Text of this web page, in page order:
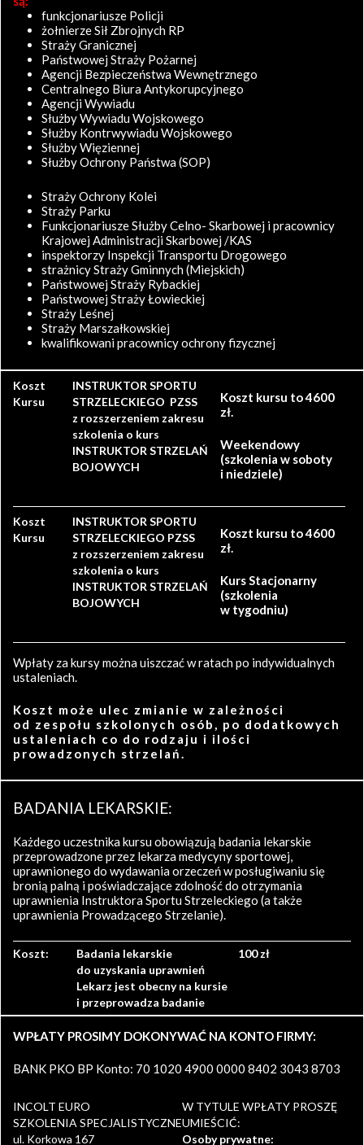
funkcjonariusze Policji
żołnierze Sił Zbrojnych RP
Straży Granicznej
Państwowej Straży Pożarnej
Agencji Bezpieczeństwa Wewnętrznego
Centralnego Biura Antykorupcyjnego
Agencji Wywiadu
Służby Wywiadu Wojskowego
Służby Kontrwywiadu Wojskowego
Służby Więziennej
Służby Ochrony Państwa (SOP)
Straży Ochrony Kolei
Straży Parku
Funkcjonariusze Służby Celno- Skarbowej i pracownicy
Krajowej Administracji Skarbowej /KAS
inspektorzy Inspekcji Transportu Drogowego
strażnicy Straży Gminnych (Miejskich)
Państwowej Straży Rybackiej
Państwowej Straży Łowieckiej
Straży Leśnej
Straży Marszałkowskiej
kwalifikowani pracownicy ochrony fizycznej
Koszt
Kursu
INSTRUKTOR SPORTU
STRZELECKIEGO PZSS
z rozszerzeniem zakresu
szkolenia o kurs
INSTRUKTOR STRZELAŃ
BOJOWYCH
Koszt kursu to 4600
zł.
Weekendowy
(szkolenia w soboty
i niedziele)
Koszt
Kursu
INSTRUKTOR SPORTU
STRZELECKIEGO PZSS
z rozszerzeniem zakresu
szkolenia o kurs
INSTRUKTOR STRZELAŃ
BOJOWYCH
Koszt kursu to 4600
zł.
Kurs Stacjonarny
(szkolenia
w tygodniu)
Wpłaty za kursy można uiszczać w ratach po indywidualnych
ustaleniach.
Koszt może ulec zmianie w zależności
od zespołu szkolonych osób, po dodatkowych
ustaleniach co do rodzaju i ilości
prowadzonych strzelań.
BADANIA LEKARSKIE:
Każdego uczestnika kursu obowiązują badania lekarskie
przeprowadzone przez lekarza medycyny sportowej,
uprawnionego do wydawania orzeczeń w posługiwaniu się
bronią palną i poświadczające zdolność do otrzymania
uprawnienia Instruktora Sportu Strzeleckiego (a także
uprawnienia Prowadzącego Strzelanie).
Koszt:
Badania lekarskie
do uzyskania uprawnień
Lekarz jest obecny na kursie
i przeprowadza badanie
100 zł
WPŁATY PROSIMY DOKONYWAĆ NA KONTO FIRMY:
BANK PKO BP Konto: 70 1020 4900 0000 8402 3043 8703
INCOLT EURO
SZKOLENIA SPECJALISTYCZNE
ul. Korkowa 167
W TYTULE WPŁATY PROSZĘ
UMIEŚCIĆ:
Osoby prywatne: